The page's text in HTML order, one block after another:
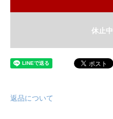
休止中
返品について